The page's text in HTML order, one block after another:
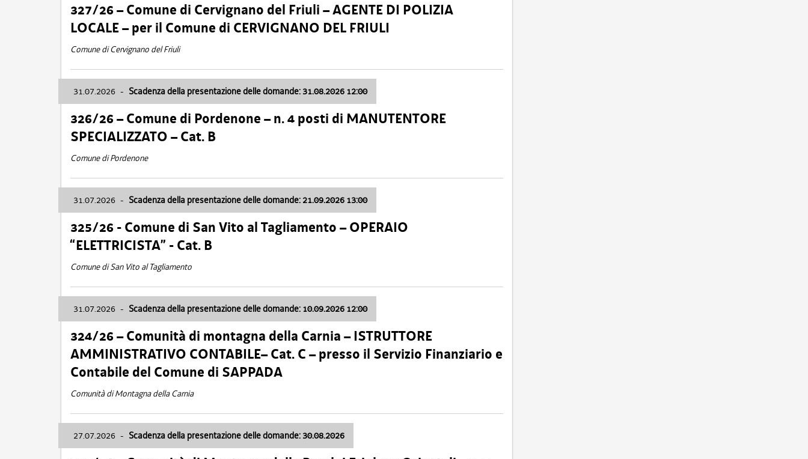
327/26 – Comune di Cervignano del Friuli – AGENTE DI POLIZIA
LOCALE – per il Comune di CERVIGNANO DEL FRIULI
Comune di Cervignano del Friuli
31.07.2026 - Scadenza della presentazione delle domande: 31.08.2026 12:00
326/26 – Comune di Pordenone – n. 4 posti di MANUTENTORE
SPECIALIZZATO – Cat. B
Comune di Pordenone
31.07.2026 - Scadenza della presentazione delle domande: 21.09.2026 13:00
325/26 - Comune di San Vito al Tagliamento – OPERAIO
“ELETTRICISTA” - Cat. B
Comune di San Vito al Tagliamento
31.07.2026 - Scadenza della presentazione delle domande: 10.09.2026 12:00
324/26 – Comunità di montagna della Carnia – ISTRUTTORE
AMMINISTRATIVO CONTABILE– Cat. C – presso il Servizio Finanziario e
Contabile del Comune di SAPPADA
Comunità di Montagna della Carnia
27.07.2026 - Scadenza della presentazione delle domande: 30.08.2026